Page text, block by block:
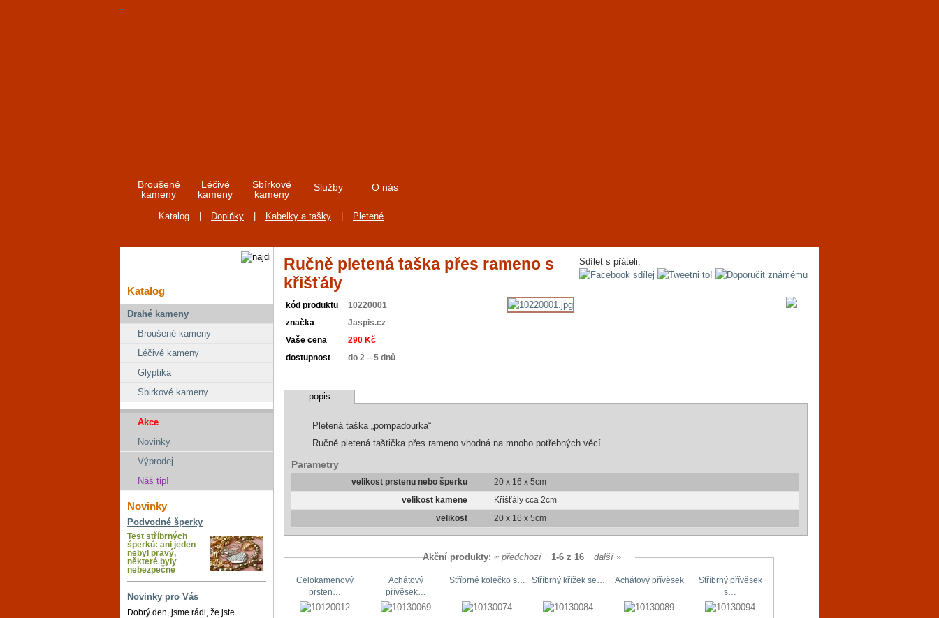
Broušené
kameny
Léčivé
kameny
Sbírkové
kameny
Služby O nás
Katalog Doplňky Kabelky a tašky Pletené
Katalog
Drahé kameny
Broušené kameny
Léčivé kameny
Glyptika
Sbirkové kameny
Akce
Novinky
Výprodej
Náš tip!
Novinky
Podvodné šperky
Test stříbrných
šperků: ani jeden
nebyl pravý,
některé byly
nebezpečné
Novinky pro Vás
Dobrý den, jsme rádi, že jste
Sdílet s přáteli:
Ručně pletená taška přes rameno s
křišťály
kód produktu 10220001
značka Jaspis.cz
Vaše cena 290 Kč
dostupnost do 2 – 5 dnů
popis
Pletená taška „pompadourka“
Ručně pletená taštička přes rameno vhodná na mnoho potřebných věcí
Parametry
velikost prstenu nebo šperku 20 x 16 x 5cm
velikost kamene Křišťály cca 2cm
velikost 20 x 16 x 5cm
Akční produkty: « předchozí 1-6 z 16 další »
Celokamenový
prsten…
Achátový
přívěsek…
Stříbrné kolečko s… Stříbrný křížek se… Achátový přívěsek
Stříbrný přívěsek
s…